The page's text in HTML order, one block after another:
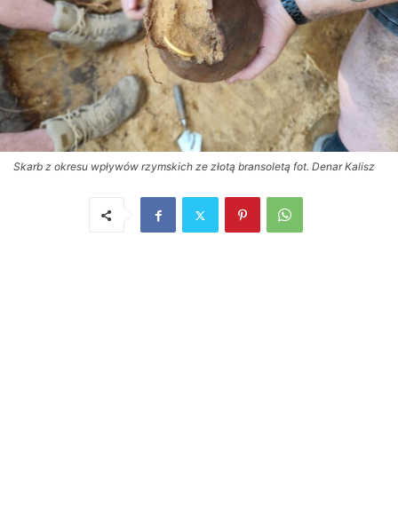
Skarb z okresu wpływów rzymskich ze złotą bransoletą fot. Denar Kalisz